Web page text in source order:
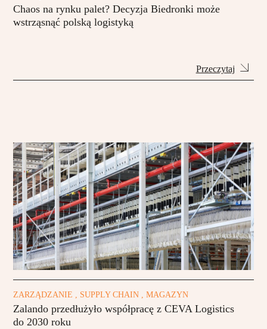
Chaos na rynku palet? Decyzja Biedronki może
wstrząsnąć polską logistyką
Przeczytaj
ZARZĄDZANIE , SUPPLY CHAIN , MAGAZYN
Zalando przedłużyło współpracę z CEVA Logistics
do 2030 roku